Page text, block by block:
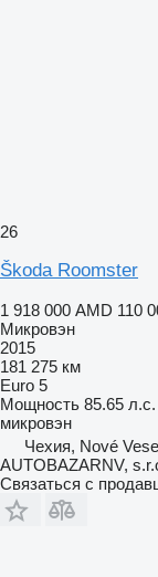
26
Škoda Roomster
1 918 000 AMD 110
Микровэн
2015
181 275 км
Euro 5
Мощность 85.65
микровэн
Чехия, Nové
AUTOBAZARNV,
Связаться с